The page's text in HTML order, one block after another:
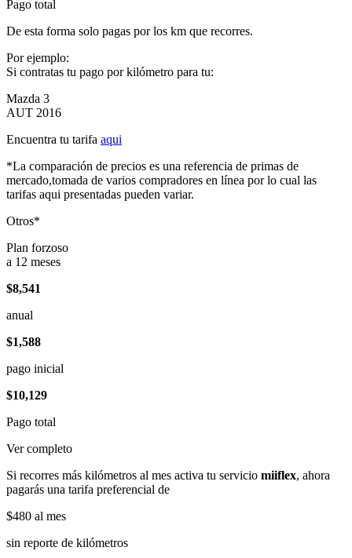
Pago total
De esta forma solo pagas por los km que recorres.
Por ejemplo:
Si contratas tu pago por kilómetro para tu:
Mazda 3
AUT 2016
Encuentra tu tarifa aqui
*La comparación de precios es una referencia de primas de
mercado,tomada de varios compradores en línea por lo cual las
tarifas aqui presentadas pueden variar.
Otros*
Plan forzoso
a 12 meses
$8,541
anual
$1,588
pago inicial
$10,129
Pago total
Ver completo
Si recorres más kilómetros al mes activa tu servicio miiflex, ahora
pagarás una tarifa preferencial de
$480 al mes
sin reporte de kilómetros